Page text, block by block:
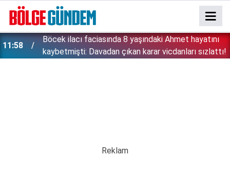
11:58
Böcek ilacı faciasında 8 yaşındaki Ahmet hayatını
kaybetmişti: Davadan çıkan karar vicdanları sızlattı!